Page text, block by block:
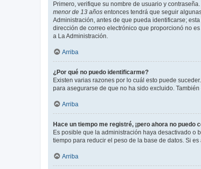
Primero, verifique su nombre de usuario y
menor de 13 años entonces tendrá que seguir
Administración, antes de que pueda identificarse;
dirección de correo electrónico que proporcionó no
a La Administración.
Arriba
¿Por qué no puedo identificarme?
Existen varias razones por lo cuál esto puede
para asegurarse de que no ha sido excluido.
Arriba
Hace un tiempo me registré, ¡pero ahora no puedo
Es posible que la administración haya desactivado o
tiempo para reducir el peso de la base de datos. Si
Arriba